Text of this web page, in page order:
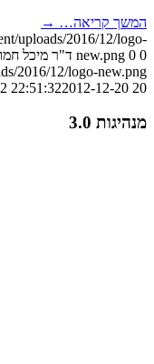
המשך קריאה… →
uploads/2016/12/logo-
new.png 0 0 ד"ר מיכל
2016/12/logo-new.png
20 22:51:32
2012-12-20 22:51:32
מנהיגות 3.0